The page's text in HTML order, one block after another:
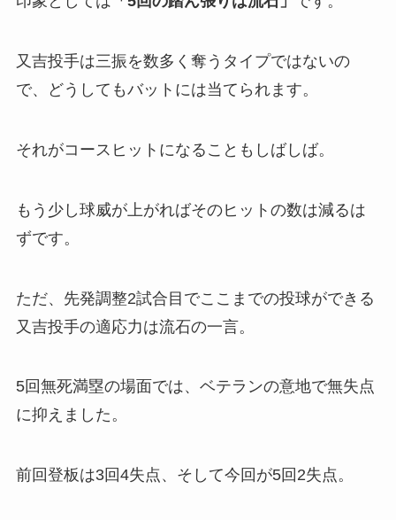
又吉投手は三振を数多く奪うタイプではないの
で、どうしてもバットには当てられます。
それがコースヒットになることもしばしば。
もう少し球威が上がればそのヒットの数は減るは
ずです。
ただ、先発調整2試合目でここまでの投球ができる
又吉投手の適応力は流石の一言。
5回無死満塁の場面では、ベテランの意地で無失点
に抑えました。
前回登板は3回4失点、そして今回が5回2失点。